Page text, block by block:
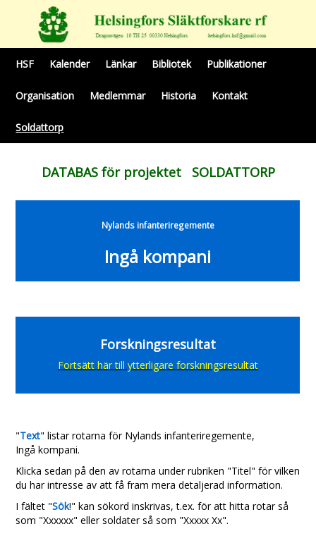
HSF Kalender Länkar Bibliotek Publikationer
Organisation Medlemmar Historia Kontakt
Soldattorp
DATABAS för projektet SOLDATTORP
Nylands infanteriregemente
Ingå kompani
Forskningsresultat
Fortsätt här till ytterligare forskningsresultat
"Text" listar rotarna för Nylands infanteriregemente,
Ingå kompani.
Klicka sedan på den av rotarna under rubriken "Titel" för vilken
du har intresse av att få fram mera detaljerad information.
I fältet "Sök!" kan sökord inskrivas, t.ex. för att hitta rotar så
som "Xxxxxx" eller soldater så som "Xxxxx Xx".